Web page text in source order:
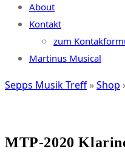
About
Kontakt
zum
Martinus Musical
Sepps Musik Treff»Shop
MTP-2020